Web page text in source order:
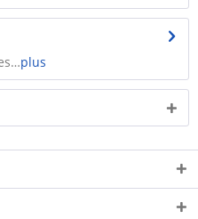
plus